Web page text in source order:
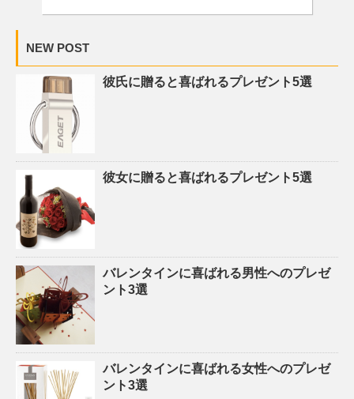
NEW POST
彼氏に贈ると喜ばれるプレゼント5選
彼女に贈ると喜ばれるプレゼント5選
バレンタインに喜ばれる男性へのプレゼ
ント3選
バレンタインに喜ばれる女性へのプレゼ
ント3選